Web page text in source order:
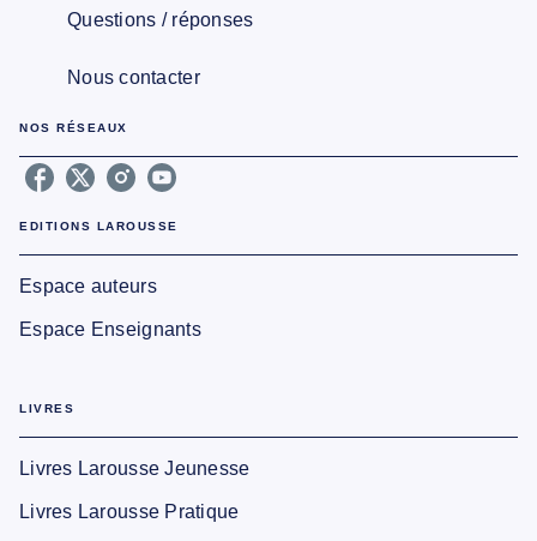
Questions / réponses
Nous contacter
NOS RÉSEAUX
EDITIONS LAROUSSE
Espace auteurs
Espace Enseignants
LIVRES
Livres Larousse Jeunesse
Livres Larousse Pratique